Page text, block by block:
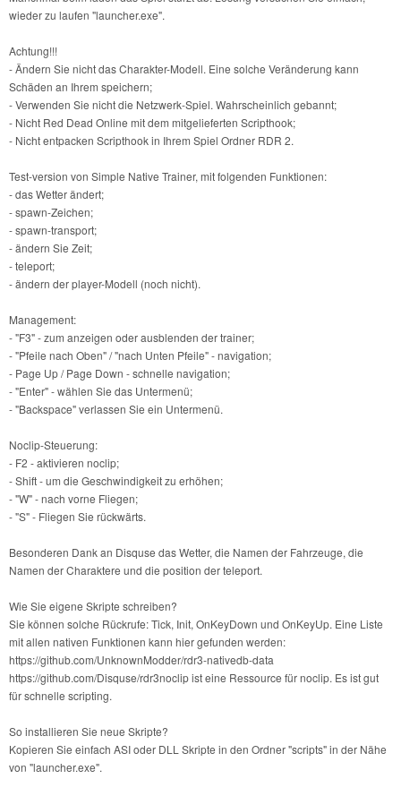
wieder zu laufen "launcher.exe".
Achtung!!!
- Ändern Sie nicht das Charakter-Modell. Eine solche Veränderung kann
Schäden an Ihrem speichern;
- Verwenden Sie nicht die Netzwerk-Spiel. Wahrscheinlich gebannt;
- Nicht Red Dead Online mit dem mitgelieferten Scripthook;
- Nicht entpacken Scripthook in Ihrem Spiel Ordner RDR 2.
Test-version von Simple Native Trainer, mit folgenden Funktionen:
- das Wetter ändert;
- spawn-Zeichen;
- spawn-transport;
- ändern Sie Zeit;
- teleport;
- ändern der player-Modell (noch nicht).
Management:
- "F3" - zum anzeigen oder ausblenden der trainer;
- "Pfeile nach Oben" / "nach Unten Pfeile" - navigation;
- Page Up / Page Down - schnelle navigation;
- "Enter" - wählen Sie das Untermenü;
- "Backspace" verlassen Sie ein Untermenü.
Noclip-Steuerung:
- F2 - aktivieren noclip;
- Shift - um die Geschwindigkeit zu erhöhen;
- "W" - nach vorne Fliegen;
- "S" - Fliegen Sie rückwärts.
Besonderen Dank an Disquse das Wetter, die Namen der Fahrzeuge, die
Namen der Charaktere und die position der teleport.
Wie Sie eigene Skripte schreiben?
Sie können solche Rückrufe: Tick, Init, OnKeyDown und OnKeyUp. Eine Liste
mit allen nativen Funktionen kann hier gefunden werden:
https://github.com/UnknownModder/rdr3-nativedb-data
https://github.com/Disquse/rdr3noclip ist eine Ressource für noclip. Es ist gut
für schnelle scripting.
So installieren Sie neue Skripte?
Kopieren Sie einfach ASI oder DLL Skripte in den Ordner "scripts" in der Nähe
von "launcher.exe".